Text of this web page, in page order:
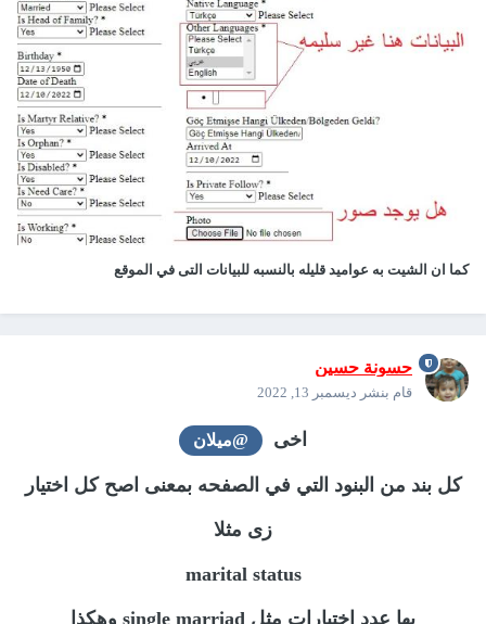
كما ان الشيت به عواميد قليله بالنسبه للبيانات التى في الموقع
حسونة حسين
قام بنشر ديسمبر 13, 2022
اخى @ميلان
كل بند من البنود التي في الصفحه بمعنى اصح كل اختيار
زى مثلا
marital status
بها عدد اختيارات مثل single marriad وهكذا